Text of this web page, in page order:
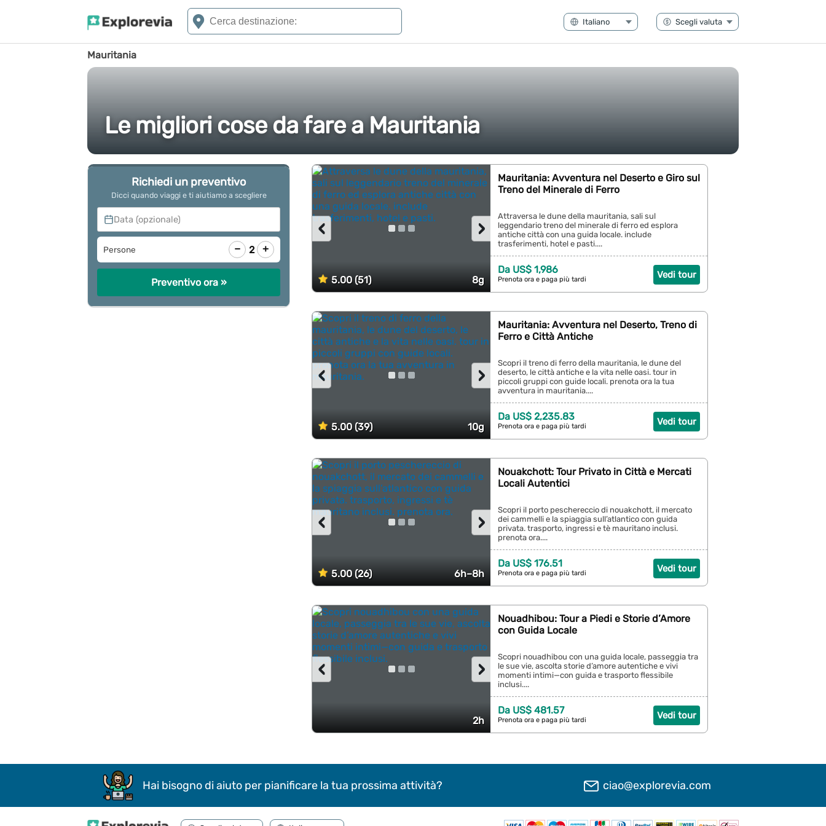
Mauritania
Le migliori cose da fare a Mauritania
5.00 (51) 8g
›
‹
Mauritania: Avventura nel Deserto e Giro sul
Treno del Minerale di Ferro
Attraversa le dune della mauritania, sali sul
leggendario treno del minerale di ferro ed esplora
antiche città con una guida locale. include
trasferimenti, hotel e pasti....
Vedi tour
Da US$ 1,986
Prenota ora e paga più tardi
5.00 (39) 10g
›
‹
Mauritania: Avventura nel Deserto, Treno di
Ferro e Città Antiche
Scopri il treno di ferro della mauritania, le dune del
deserto, le città antiche e la vita nelle oasi. tour in
piccoli gruppi con guide locali. prenota ora la tua
avventura in mauritania....
Vedi tour
Da US$ 2,235.83
Prenota ora e paga più tardi
5.00 (26) 6h–8h
›
‹
Nouakchott: Tour Privato in Città e Mercati
Locali Autentici
Scopri il porto peschereccio di nouakchott, il mercato
dei cammelli e la spiaggia sull’atlantico con guida
privata. trasporto, ingressi e tè mauritano inclusi.
prenota ora....
Vedi tour
Da US$ 176.51
Prenota ora e paga più tardi
2h
›
‹
Nouadhibou: Tour a Piedi e Storie d’Amore
con Guida Locale
Scopri nouadhibou con una guida locale, passeggia tra
le sue vie, ascolta storie d’amore autentiche e vivi
momenti intimi—con guida e trasporto flessibile
inclusi....
Vedi tour
Da US$ 481.57
Prenota ora e paga più tardi
Richiedi un preventivo
Dicci quando viaggi e ti aiutiamo a scegliere
Data (opzionale)
Persone − 2 +
Preventivo ora »
Hai bisogno di aiuto per pianificare la tua prossima attività? ciao@explorevia.com